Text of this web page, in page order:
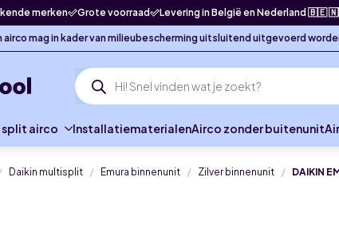
merken Grote voorraad Levering in België en Nederland 🇧🇪
airco mag in kader van milieubescherming uitsluitend uitgevoerd
Producten
zoeken
split airco InstallatiematerialenAirco zonder buitenunit
Daikin multisplit Emura binnenunit Zilver binnenunit DAIKIN